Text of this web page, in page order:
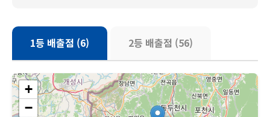
1등 배출점 (6) 2등 배출점 (56)
+
−